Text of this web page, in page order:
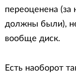
переоценена
должны были),
вообще диск.
Есть наоборот